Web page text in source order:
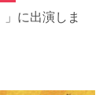
に出演しま